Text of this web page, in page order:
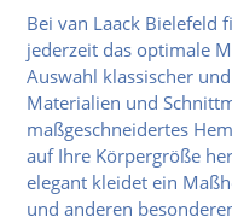
Bei van Laack Bielefeld
jederzeit das optimale
Auswahl klassischer
Materialien und
maßgeschneidertes
auf Ihre Körpergröße
elegant kleidet ein
und anderen